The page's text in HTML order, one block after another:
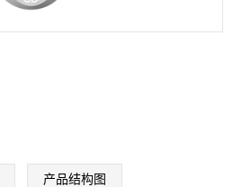
产品结构图